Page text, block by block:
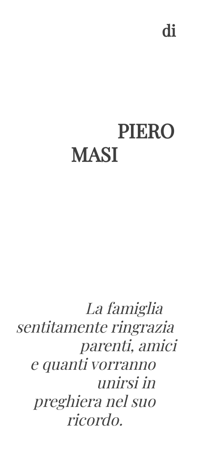
di
PIERO
MASI
La famiglia
sentitamente ringrazia
parenti, amici
e quanti vorranno
unirsi in
preghiera nel suo
ricordo.